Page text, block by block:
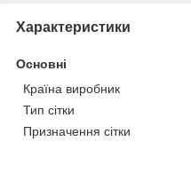
Характеристики
Основні
Країна виробник
Тип сітки
Призначення сітки